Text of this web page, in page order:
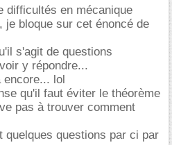
difficultés en mécanique
je bloque sur cet énoncé de
s'agit de questions
y répondre...
encore... lol
qu'il faut éviter le théorème
pas à trouver comment
quelques questions par ci par